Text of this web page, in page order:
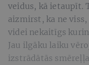
veidus, kā ietaupīt.
aizmirst, ka ne
videi nekaitīgs
Jau ilgāku laiku
izstrādātās